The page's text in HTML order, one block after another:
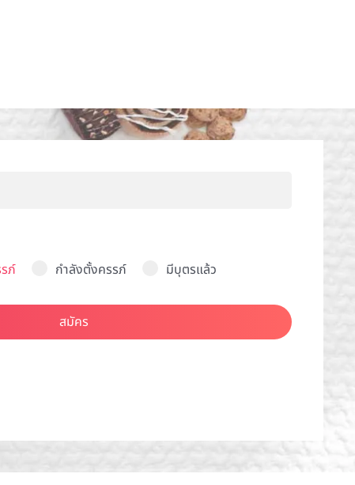
ภ์
กำลังตั้งครรภ์ มีบุตรแล้ว
สมัคร